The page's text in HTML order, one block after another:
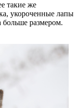
такие же
укороченные лапы
больше размером.